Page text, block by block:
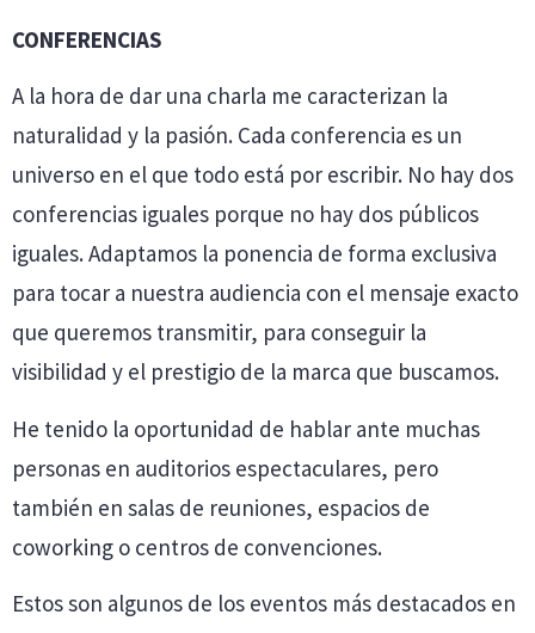
CONFERENCIAS
A la hora de dar una charla me caracterizan la
naturalidad y la pasión. Cada conferencia es un
universo en el que todo está por escribir. No hay dos
conferencias iguales porque no hay dos públicos
iguales. Adaptamos la ponencia de forma exclusiva
para tocar a nuestra audiencia con el mensaje exacto
que queremos transmitir, para conseguir la
visibilidad y el prestigio de la marca que buscamos.
He tenido la oportunidad de hablar ante muchas
personas en auditorios espectaculares, pero
también en salas de reuniones, espacios de
coworking o centros de convenciones.
Estos son algunos de los eventos más destacados en